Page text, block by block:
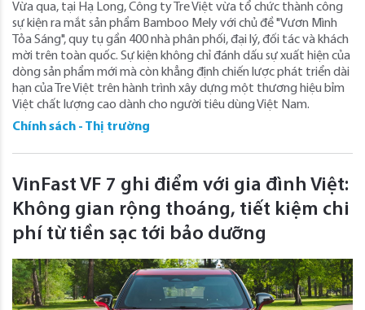
Vừa qua, tại Hạ Long, Công ty Tre Việt vừa tổ chức thành công
sự kiện ra mắt sản phẩm Bamboo Mely với chủ đề "Vươn Mình
Tỏa Sáng", quy tụ gần 400 nhà phân phối, đại lý, đối tác và khách
mời trên toàn quốc. Sự kiện không chỉ đánh dấu sự xuất hiện của
dòng sản phẩm mới mà còn khẳng định chiến lược phát triển dài
hạn của Tre Việt trên hành trình xây dựng một thương hiệu bỉm
Việt chất lượng cao dành cho người tiêu dùng Việt Nam.
Chính sách - Thị trường
VinFast VF 7 ghi điểm với gia đình Việt:
Không gian rộng thoáng, tiết kiệm chi
phí từ tiền sạc tới bảo dưỡng